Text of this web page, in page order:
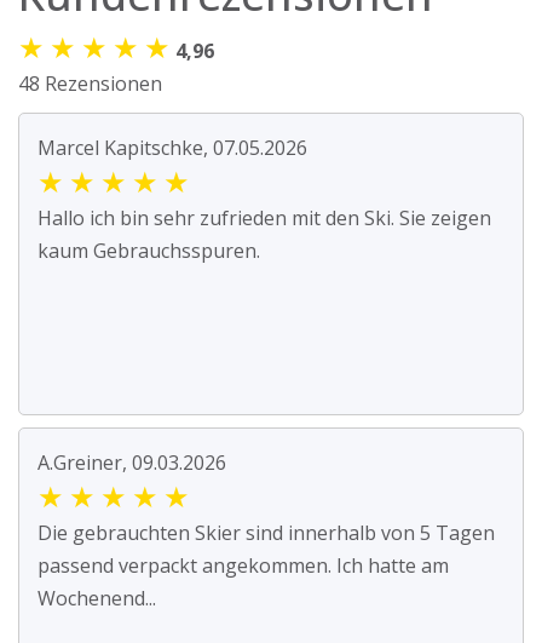
★ ★ ★ ★ ★ 4,96
48 Rezensionen
Marcel Kapitschke, 07.05.2026
★ ★ ★ ★ ★
Hallo ich bin sehr zufrieden mit den Ski. Sie zeigen
kaum Gebrauchsspuren.
A.Greiner, 09.03.2026
★ ★ ★ ★ ★
Die gebrauchten Skier sind innerhalb von 5 Tagen
passend verpackt angekommen. Ich hatte am
Wochenend...